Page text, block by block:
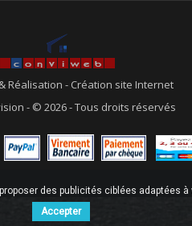
Réalisation - Création site Internet
- © 2026 - Tous droits réservés
des publicités ciblées
Accepter